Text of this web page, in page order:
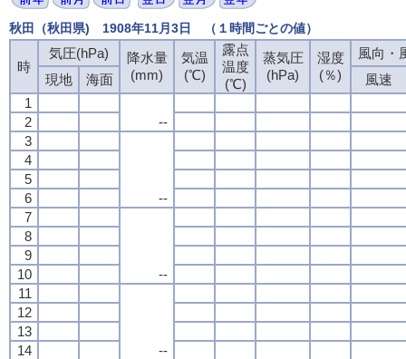
秋田（秋田県) 1908年11月3日 （１時間ごとの値）
時
気圧(hPa)
降水量
(mm)
気温
(℃)
露点
温度
(℃)
蒸気圧
(hPa)
湿度
(％)
風向・
現地
海面
風速
1
--
2
3
--
4
5
6
7
--
8
9
10
11
--
12
13
14
時
気圧(hPa)
降水量
(mm)
気温
(℃)
露点
温度
(℃)
蒸気圧
(hPa)
湿度
(％)
風向・
現地
海面
風速
1
--
2
3
--
4
5
6
7
--
8
9
10
11
--
12
13
14
時
気圧(hPa)
降水量
(mm)
気温
(℃)
露点
温度
(℃)
蒸気圧
(hPa)
湿度
(％)
風向・
現地
海面
風速
1
--
2
3
--
4
5
6
7
--
8
9
10
11
--
12
13
14
時
気圧(hPa)
降水量
(mm)
気温
(℃)
露点
温度
(℃)
蒸気圧
(hPa)
湿度
(％)
風向・
現地
海面
風速
1
--
2
3
--
4
5
6
7
--
8
9
10
11
--
12
13
14